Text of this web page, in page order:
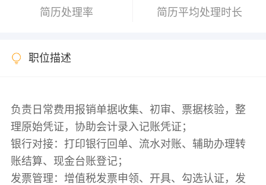
简历处理率 简历平均处理时长
职位描述
负责日常费用报销单据收集、初审、票据核验，整
理原始凭证，协助会计录入记账凭证；
银行对接：打印银行回单、流水对账、辅助办理转
账结算、现金台账登记；
发票管理：增值税发票申领、开具、勾选认证，发